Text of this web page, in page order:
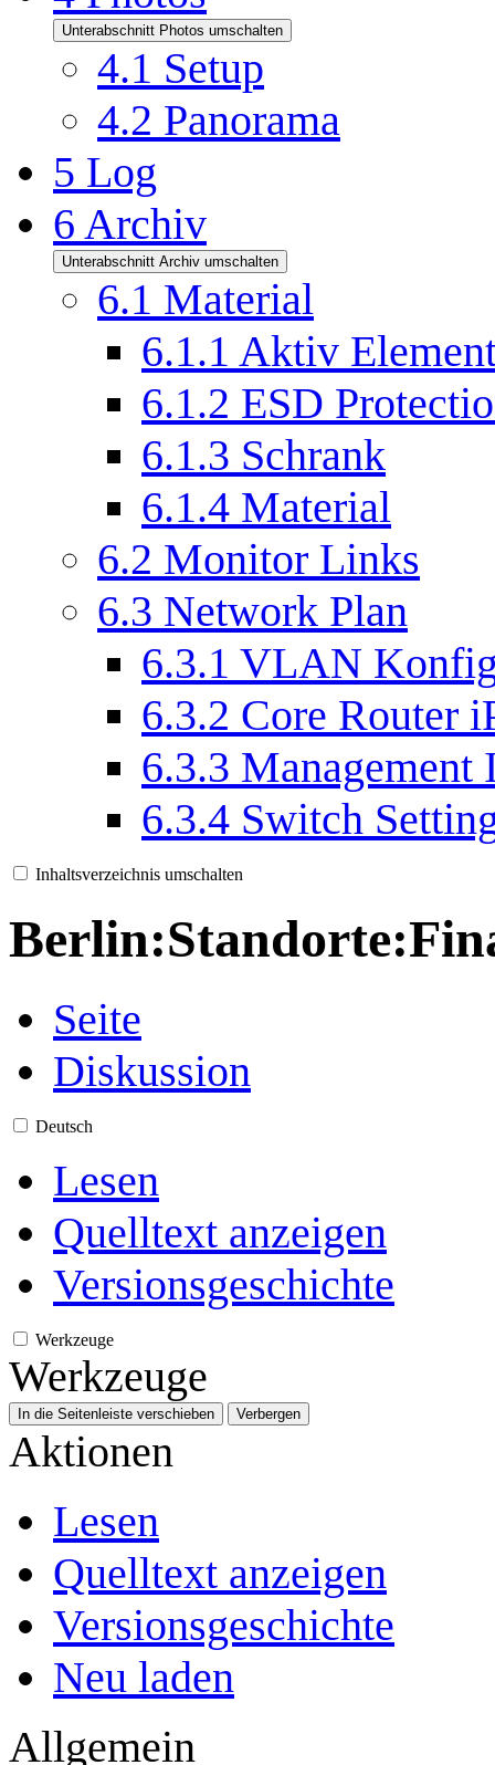
Unterabschnitt Photos umschalten
4.1 Setup
4.2 Panorama
5 Log
6 Archiv
Unterabschnitt Archiv umschalten
6.1 Material
6.1.1 Aktiv
6.1.2 ESD
6.1.3 Schrank
6.1.4 Material
6.2 Monitor Links
6.3 Network Plan
6.3.1 VLAN
6.3.2 Core Router
6.3.3 Management
6.3.4 Switch
Inhaltsverzeichnis umschalten
Seite
Diskussion
Deutsch
Lesen
Quelltext anzeigen
Versionsgeschichte
Werkzeuge
Werkzeuge
In die Seitenleiste verschieben Verbergen
Aktionen
Lesen
Quelltext anzeigen
Versionsgeschichte
Neu laden
Allgemein